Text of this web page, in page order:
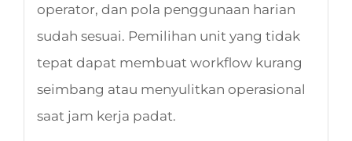
operator, dan pola penggunaan harian
sudah sesuai. Pemilihan unit yang tidak
tepat dapat membuat workflow kurang
seimbang atau menyulitkan operasional
saat jam kerja padat.